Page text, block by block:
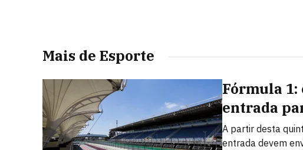
Mais de Esporte
Fórmula
entrada
A partir desta
entrada devem